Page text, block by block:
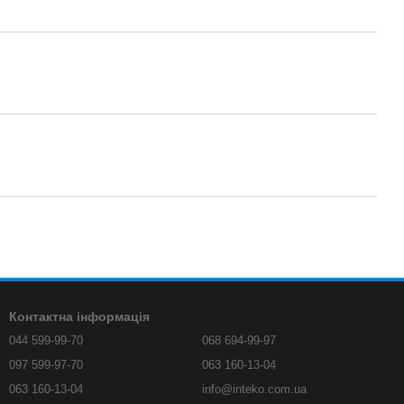
Контактна інформація
044 599-99-70
097 599-97-70
063 160-13-04
068 694-99-97
063 160-13-04
info@inteko.com.ua